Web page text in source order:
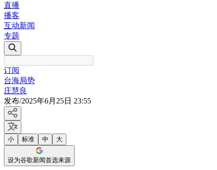
直播
播客
互动新闻
专题
订阅
台海局势
庄慧良
发布/2025年6月25日 23:55
小 标准 中 大
设为谷歌新闻首选来源